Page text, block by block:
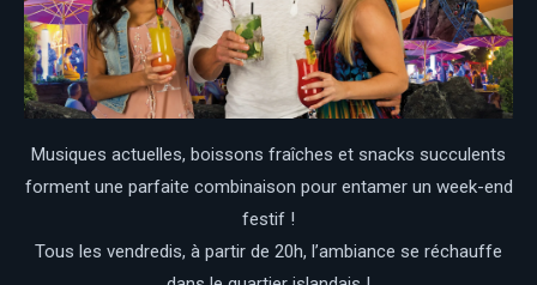
Musiques actuelles, boissons fraîches et snacks succulents
forment une parfaite combinaison pour entamer un week-end
festif !
Tous les vendredis, à partir de 20h, l’ambiance se réchauffe